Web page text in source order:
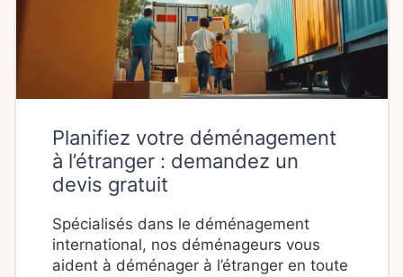
Planifiez votre déménagement
à l’étranger : demandez un
devis gratuit
Spécialisés dans le déménagement
international, nos déménageurs vous
aident à déménager à l’étranger en toute